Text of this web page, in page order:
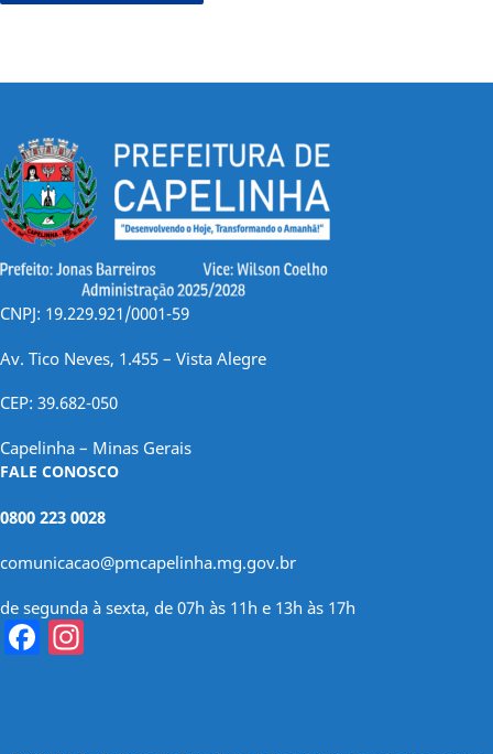
CNPJ: 19.229.921/0001-59
Av. Tico Neves, 1.455 – Vista Alegre
CEP: 39.682-050
Capelinha – Minas Gerais
FALE CONOSCO
0800 223 0028
comunicacao@pmcapelinha.mg.gov.br
de segunda à sexta, de 07h às 11h e 13h às 17h
Facebook